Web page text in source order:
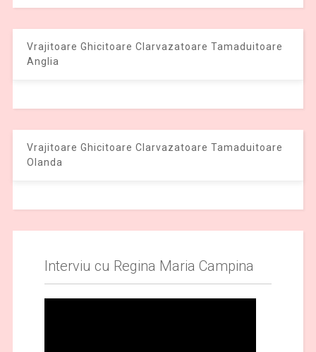
Vrajitoare Ghicitoare Clarvazatoare Tamaduitoare
Anglia
Vrajitoare Ghicitoare Clarvazatoare Tamaduitoare
Olanda
Interviu cu Regina Maria Campina